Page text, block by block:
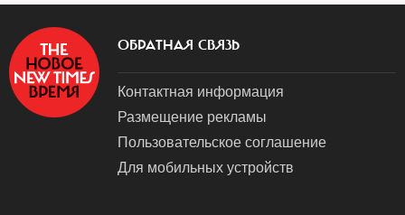
ОБРАТНАЯ СВЯЗЬ
Контактная информация
Размещение рекламы
Пользовательское соглашение
Для мобильных устройств